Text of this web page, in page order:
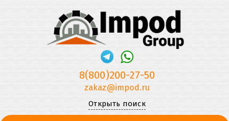
8(800)200-27-50
zakaz@impod.ru
Открыть поиск